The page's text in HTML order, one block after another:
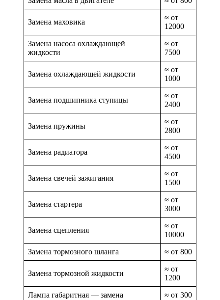
Замена маховика
≈ от
12000
Замена насоса охлаждающей
жидкости
≈ от
7500
Замена охлаждающей жидкости
≈ от
1000
Замена подшипника ступицы
≈ от
2400
Замена пружины
≈ от
2800
Замена радиатора
≈ от
4500
Замена свечей зажигания
≈ от
1500
Замена стартера
≈ от
3000
Замена сцепления
≈ от
10000
Замена тормозного шланга ≈ от 800
Замена тормозной жидкости
≈ от
1200
Лампа габаритная — замена ≈ от 300